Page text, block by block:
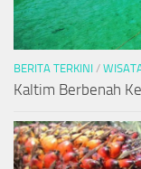
BERITA TERKINI /
Kaltim Berbenah